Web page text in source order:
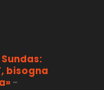
bisogna
-